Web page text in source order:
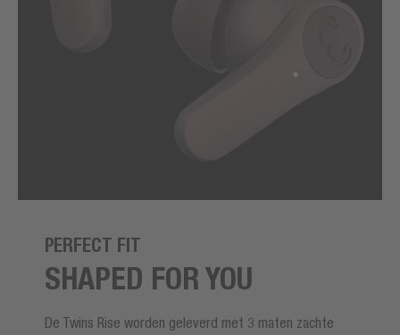
PERFECT FIT
SHAPED FOR YOU
De Twins Rise worden geleverd met 3 maten zachte